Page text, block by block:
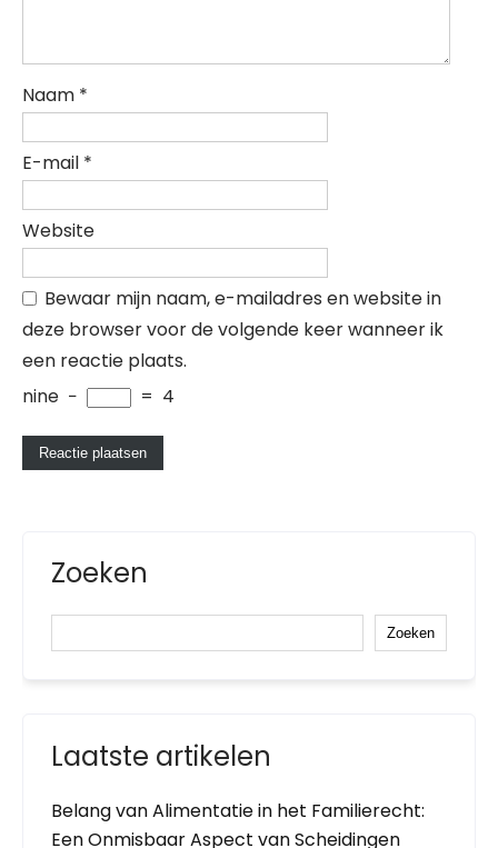
Naam *
E-mail *
Website
Bewaar mijn naam, e-mailadres en website in
deze browser voor de volgende keer wanneer ik
een reactie plaats.
nine − = 4
Zoeken
Zoeken
Laatste artikelen
Belang van Alimentatie in het Familierecht:
Een Onmisbaar Aspect van Scheidingen